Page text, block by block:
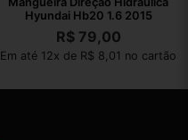
Hyundai Hb20 1.6 2015
R$79,00
Em até 12x de R$ 8,01 no cartão